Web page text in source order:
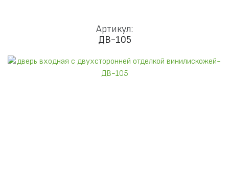
Артикул:
ДВ-105